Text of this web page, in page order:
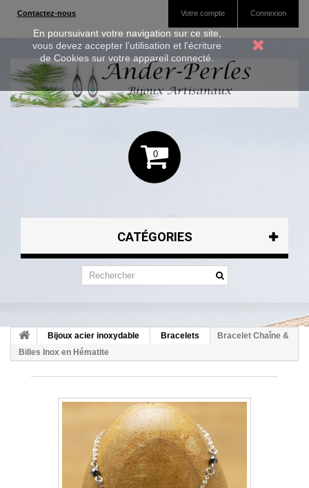
En poursuivant votre navigation sur ce site,
vous devez accepter l’utilisation et l'écriture
de Cookies sur votre appareil connecté.
Connexion
Votre compte
Contactez-nous
0
CATÉGORIES
Bijoux acier inoxydable Bracelets
Bracelet Chaîne &
Billes Inox en Hématite